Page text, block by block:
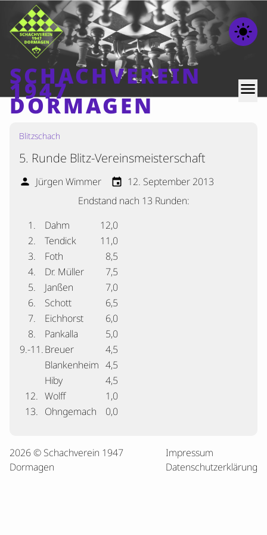
light_mode
SCHACHVEREIN
1947
DORMAGEN
menu
Home
Beiträge
Mannschaften
Termine
Verschiedenes
Kontakt
Blitzschach
5. Runde Blitz-Vereinsmeisterschaft
person Jürgen Wimmer event 12. September 2013
Endstand nach 13 Runden:
1.
Dahm
12,0
2.
Tendick
11,0
3.
Foth
8,5
4.
Dr. Müller
7,5
5.
Janßen
7,0
6.
Schott
6,5
7.
Eichhorst
6,0
8.
Pankalla
5,0
9.-11.Breuer
4,5
Blankenheim 4,5
Hiby
4,5
12. Wolff
1,0
13. Ohngemach 0,0
2026 © Schachverein 1947
Dormagen
Impressum
Datenschutzerklärung